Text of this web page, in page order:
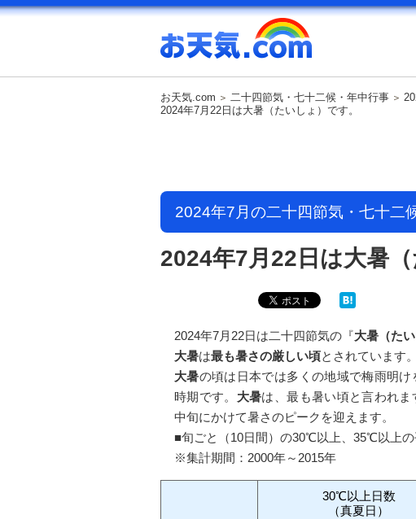
お天気.com 二十四節気・七十二候・年中行事
2024年7月22日は大暑（たいしょ）です。
2024年7月の二十四節気・七十二
2024年7月22日は大暑（
2024年7月22日は二十四節気の『大暑（た
大暑は最も暑さの厳しい頃とされています。
大暑の頃は日本では多くの地域で梅雨明
時期です。 大暑は、最も暑い頃と言われ
中旬にかけて暑さのピークを迎えます。
■旬ごと（10日間）の30℃以上、35℃以上の
※集計期間：2000年～2015年
30℃以上日数
（真夏日）